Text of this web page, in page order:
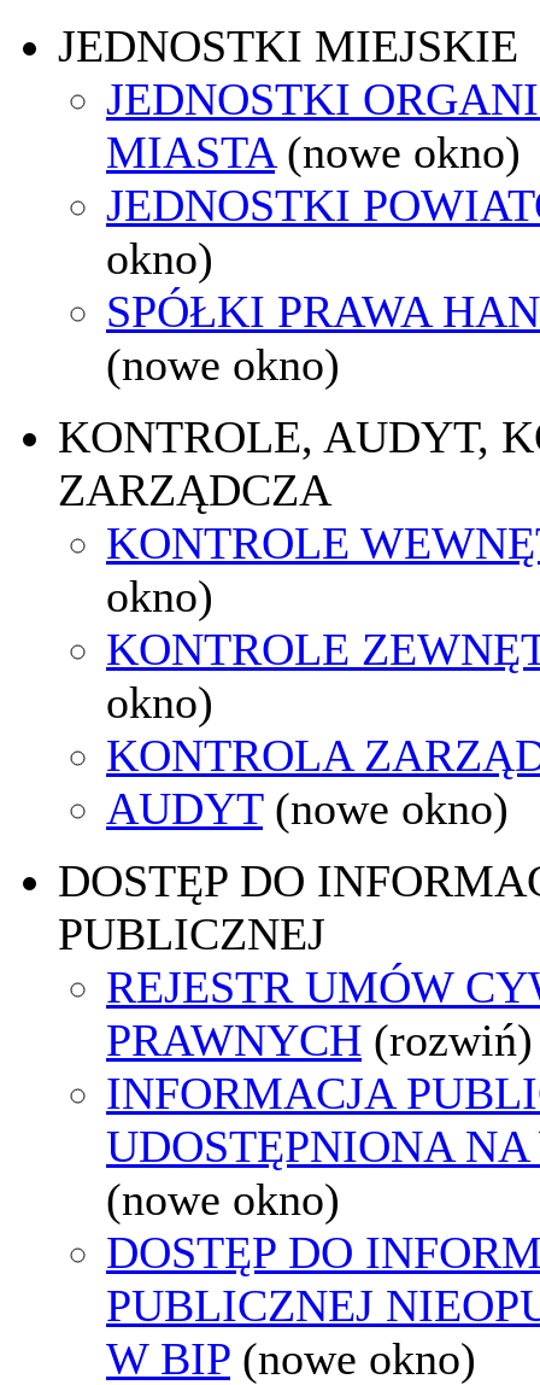
JEDNOSTKI MIEJSKIE
JEDNOSTKI
MIASTA (nowe okno)
JEDNOSTKI
okno)
SPÓŁKI PRAWA
(nowe okno)
KONTROLE, AUDYT,
ZARZĄDCZA
KONTROLE
okno)
KONTROLE
okno)
KONTROLA
AUDYT (nowe okno)
DOSTĘP DO
PUBLICZNEJ
REJESTR UMÓW
PRAWNYCH (rozwiń)
INFORMACJA
UDOSTĘPNIONA
(nowe okno)
DOSTĘP DO
PUBLICZNEJ
W BIP (nowe okno)